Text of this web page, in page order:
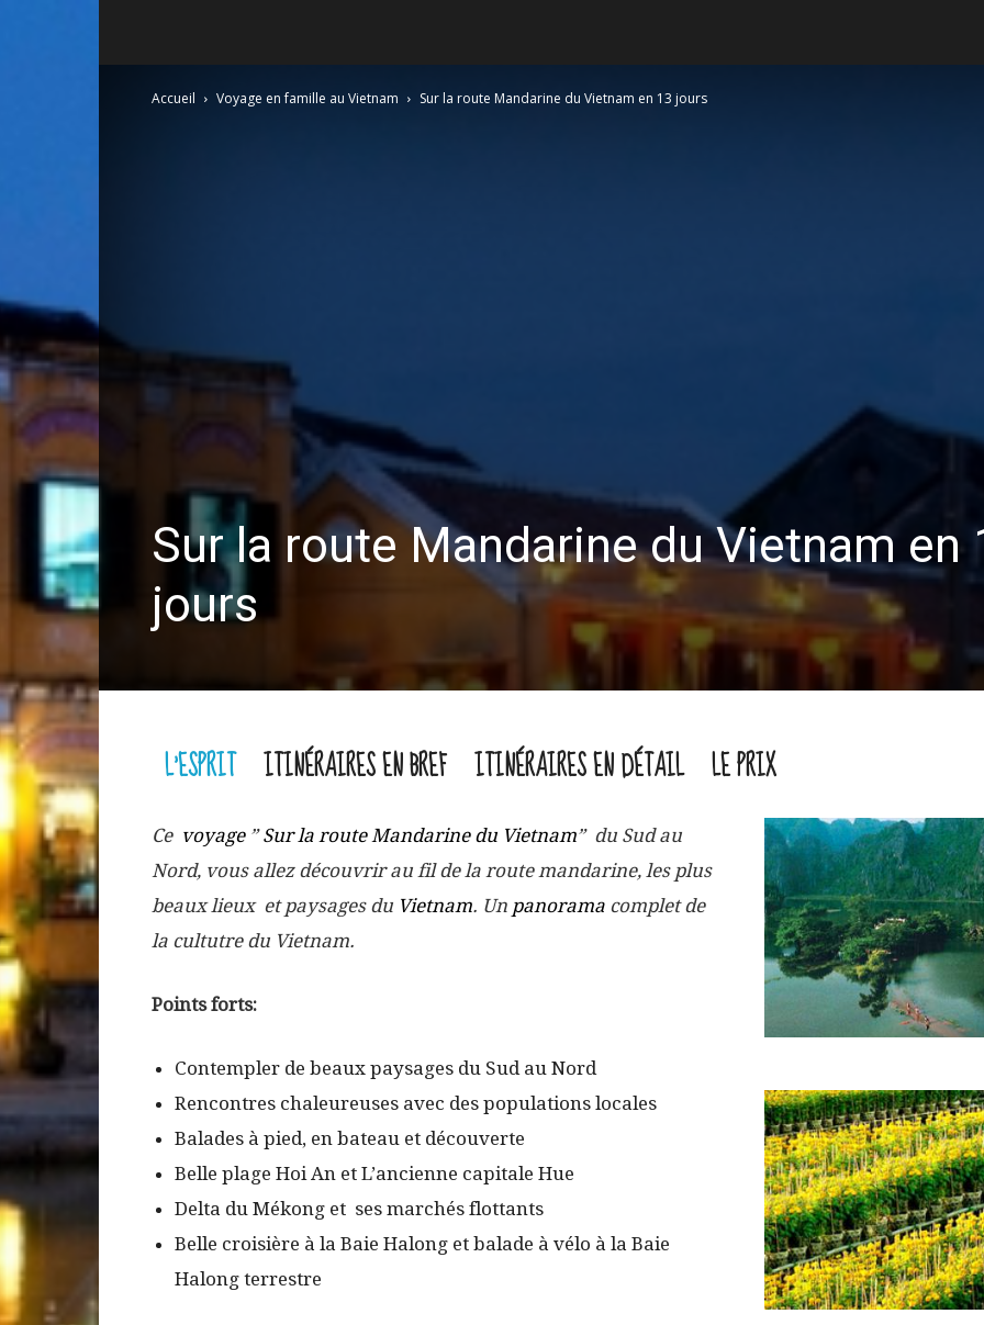
Accueil Voyage en famille au Vietnam Sur la route Mandarine du Vietnam en 13 jours
Sur la route Mandarine du Vietnam en
jours
L'ESPRIT ITINÉRAIRES EN BREF ITINÉRAIRES EN DÉTAIL LE PRIX
Ce voyage”Sur la route Mandarine du Vietnam” du Sud au
Nord, vous allez découvrir au fil de la route mandarine, les plus
beaux lieux et paysages du Vietnam. Un panorama complet de
la cultutre du Vietnam.
Points forts:
Contempler de beaux paysages du Sud au Nord
Rencontres chaleureuses avec des populations locales
Balades à pied, en bateau et découverte
Belle plage Hoi An et L’ancienne capitale Hue
Delta du Mékong et ses marchés flottants
Belle croisière à la Baie Halong et balade à vélo à la Baie
Halong terrestre